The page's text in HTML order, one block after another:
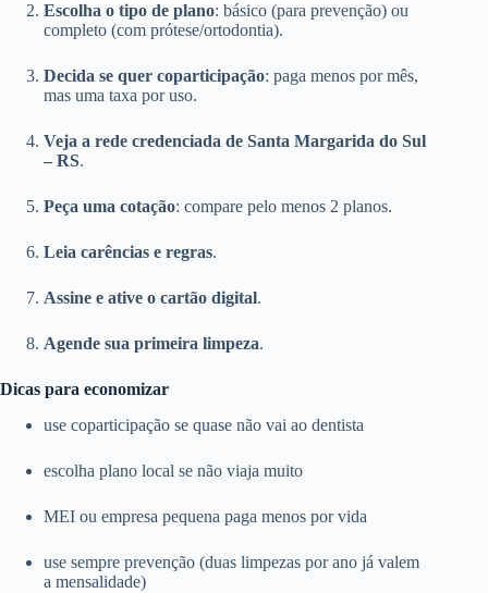
Escolha o tipo de plano: básico (para prevenção) ou
completo (com prótese/ortodontia).
Decida se quer coparticipação: paga menos por mês,
mas uma taxa por uso.
Veja a rede credenciada de Santa Margarida do Sul
– RS.
Peça uma cotação: compare pelo menos 2 planos.
Leia carências e regras.
Assine e ative o cartão digital.
Agende sua primeira limpeza.
Dicas para economizar
use coparticipação se quase não vai ao dentista
escolha plano local se não viaja muito
MEI ou empresa pequena paga menos por vida
use sempre prevenção (duas limpezas por ano já valem
a mensalidade)